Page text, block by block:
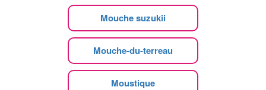
Mouche suzukii
Mouche-du-terreau
Moustique